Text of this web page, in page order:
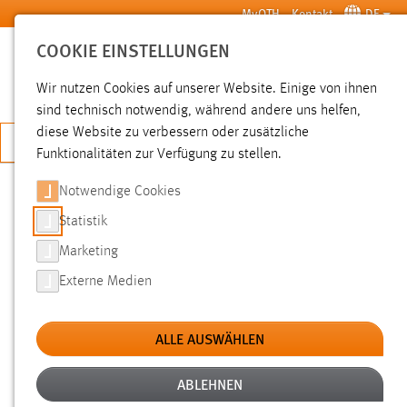
Zum Hauptinhalt springen MyOTH Kontakt DE
SUCHE
JETZT BEWERBEN
SUCHE
FILTER
Erstellungsdatum
SUCHEN
COOKIE EINSTELLUNGEN
Wir nutzen Cookies auf unserer Website. Einige von ihnen
sind technisch notwendig, während andere uns helfen,
diese Website zu verbessern oder zusätzliche
Funktionalitäten zur Verfügung zu stellen.
Notwendige Cookies
Statistik
Marketing
Externe Medien
ALLE AUSWÄHLEN
ABLEHNEN